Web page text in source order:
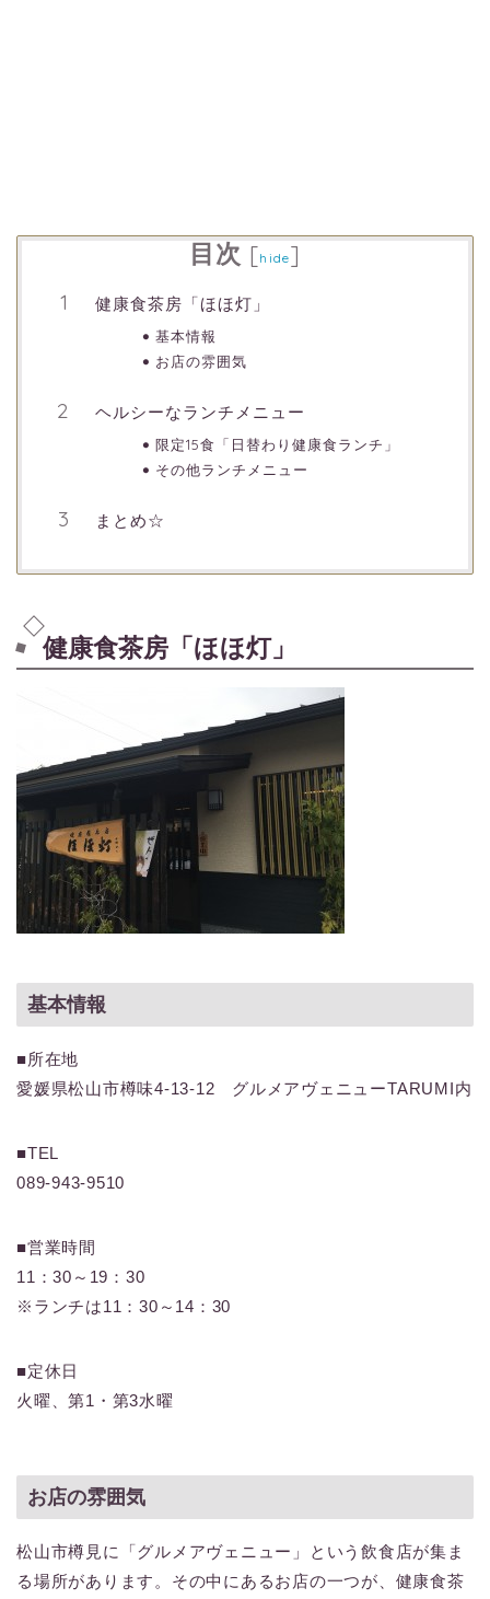
目次 [hide]
健康食茶房「ほほ灯」
基本情報
お店の雰囲気
ヘルシーなランチメニュー
限定15食「日替わり健康食ランチ」
その他ランチメニュー
まとめ☆
健康食茶房「ほほ灯」
基本情報
■所在地
愛媛県松山市樽味4-13-12 グルメアヴェニューTARUMI内
■TEL
089-943-9510
■営業時間
11：30～19：30
※ランチは11：30～14：30
■定休日
火曜、第1・第3水曜
お店の雰囲気
松山市樽見に「グルメアヴェニュー」という飲食店が集ま
る場所があります。その中にあるお店の一つが、健康食茶